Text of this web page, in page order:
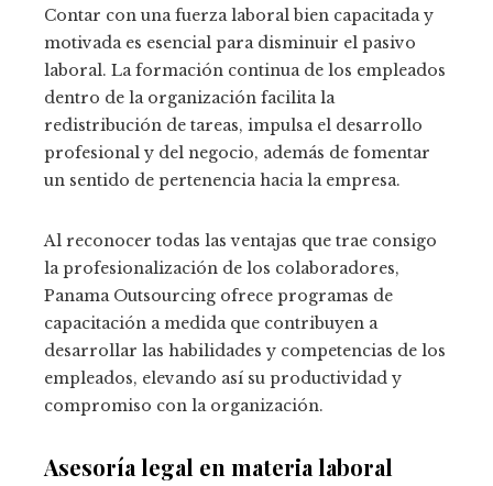
Contar con una fuerza laboral bien capacitada y
motivada es esencial para disminuir el pasivo
laboral. La formación continua de los empleados
dentro de la organización facilita la
redistribución de tareas, impulsa el desarrollo
profesional y del negocio, además de fomentar
un sentido de pertenencia hacia la empresa.
Al reconocer todas las ventajas que trae consigo
la profesionalización de los colaboradores,
Panama Outsourcing ofrece programas de
capacitación a medida que contribuyen a
desarrollar las habilidades y competencias de los
empleados, elevando así su productividad y
compromiso con la organización.
Asesoría legal en materia laboral